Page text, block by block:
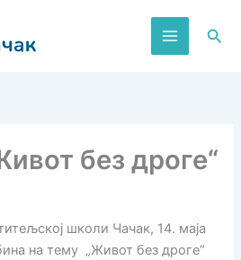
без дроге“
школи Чачак, 14. маја
на тему „Живот без дроге“